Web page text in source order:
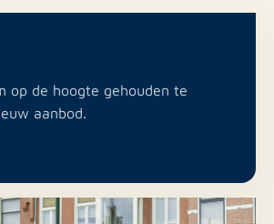
op de hoogte gehouden te
aanbod.